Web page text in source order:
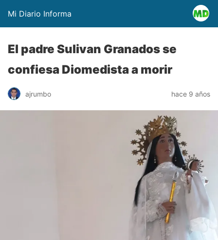
Mi Diario Informa
El padre Sulivan Granados se
confiesa Diomedista a morir
ajrumbo hace 9 años